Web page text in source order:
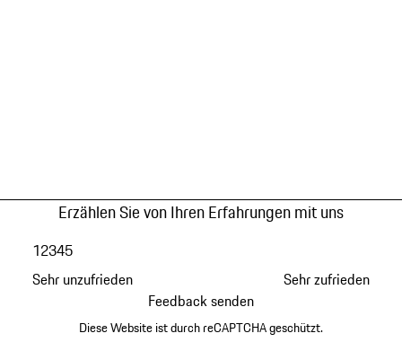
Erzählen Sie von Ihren Erfahrungen mit uns
Sehr unzufrieden
12345
Sehr zufrieden
Feedback senden
Diese Website ist durch reCAPTCHA geschützt.